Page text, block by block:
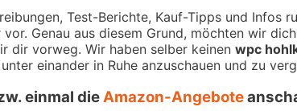
Test-Berichte, Kauf-Tipps und Infos
Genau aus diesem Grund, möchten wir
dir vorweg. Wir haben selber keinen wpc
einander in Ruhe anzuschauen und zu
einmal dieAmazon-Angebote